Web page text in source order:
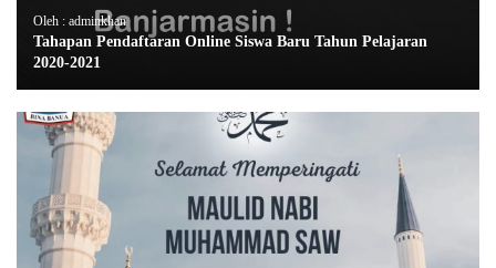
Oleh : adminkhan
Tahapan Pendaftaran Online Siswa Baru Tahun Pelajaran
2020-2021